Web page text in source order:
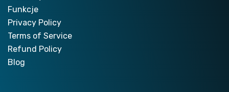
Funkcje
Privacy Policy
Terms of Service
Refund Policy
Blog